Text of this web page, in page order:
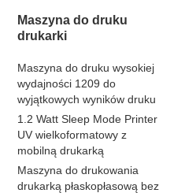
Maszyna do druku
drukarki
Maszyna do druku wysokiej
wydajności 1209 do
wyjątkowych wyników druku
1.2 Watt Sleep Mode Printer
UV wielkoformatowy z
mobilną drukarką
Maszyna do drukowania
drukarką płaskopłasową bez